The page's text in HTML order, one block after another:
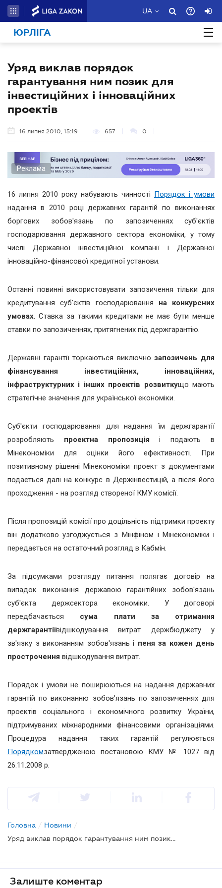
UA
ЮРЛІГА
Уряд виклав порядок
гарантування ним позик для
інвестиційних і інноваційних
проектів
16 липня 2010, 15:19 657 0
Реклама
16 липня 2010 року набувають чинності Порядок і умови
надання в 2010 році державних гарантій по виконаннях
боргових зобов'язань по запозиченнях суб'єктів
господарювання державного сектора економіки, у тому
числі Державної інвестиційної компанії і Державної
інноваційно-фінансової кредитної установи.
Останні повинні використовувати запозичення тільки для
кредитування суб'єктів господарювання на конкурсних
умовах. Ставка за такими кредитами не має бути менше
ставки по запозиченнях, притягнених під держгарантію.
Державні гарантії торкаються виключнозапозичень для
фінансування інвестиційних, інноваційних,
інфраструктурних і інших проектів розвиткущо мають
стратегічне значення для української економіки.
Суб'єкти господарювання для надання їм держгарантії
розробляють проектна пропозиція і подають в
Мінекономіки для оцінки його ефективності. При
позитивному рішенні Мінекономіки проект з документами
подається далі на конкурс в Держінвестицій, а після його
проходження - на розгляд створеної КМУ комісії.
Після пропозицій комісії про доцільність підтримки проекту
він додатково узгоджується з Мінфіном і Мінекономіки і
передається на остаточний розгляд в Кабмін.
За підсумками розгляду питання полягає договір на
випадок виконання державою гарантійних зобов'язань
суб'єкта держсектора економіки. У договорі
передбачається сума плати за отримання
держгарантіївідшкодування витрат держбюджету у
зв'язку з виконанням зобов'язань і пеня за кожен день
прострочення відшкодування витрат.
Порядок і умови не поширюються на надання державних
гарантій по виконанню зобов'язань по запозиченнях для
проектів соціального і економічного розвитку України,
підтримуваних міжнародними фінансовими організаціями.
Процедура надання таких гарантій регулюється
Порядкомзатвердженою постановою КМУ № 1027 від
26.11.2008 р.
Головна / Новини /
Уряд виклав порядок гарантування ним позик для інвестиційних і інноваційних проектів
Залиште коментар